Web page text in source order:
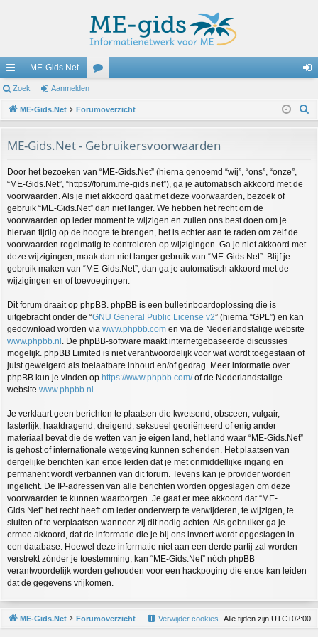
ne
lle
ks
ME-Gids.Net
u
s
m
Zoek Aanmelden
ME-Gids.Net Forumoverzicht
ME-Gids.Net - Gebruikersvoorwaarden
Door het bezoeken van “ME-Gids.Net” (hierna genoemd “wij”, “ons”, “onze”,
“ME-Gids.Net”, “https://forum.me-gids.net”), ga je automatisch akkoord met de
voorwaarden. Als je niet akkoord gaat met deze voorwaarden, bezoek of
gebruik “ME-Gids.Net” dan niet langer. We hebben het recht om de
voorwaarden op ieder moment te wijzigen en zullen ons best doen om je
hiervan tijdig op de hoogte te brengen, het is echter aan te raden om zelf de
voorwaarden regelmatig te controleren op wijzigingen. Ga je niet akkoord met
deze wijzigingen, maak dan niet langer gebruik van “ME-Gids.Net”. Blijf je
gebruik maken van “ME-Gids.Net”, dan ga je automatisch akkoord met de
wijzigingen en of toevoegingen.
Dit forum draait op phpBB. phpBB is een bulletinboardoplossing die is
uitgebracht onder de “GNU General Public License v2” (hierna “GPL”) en kan
gedownload worden via www.phpbb.com en via de Nederlandstalige website
www.phpbb.nl . De phpBB-software maakt internetgebaseerde discussies
mogelijk. phpBB Limited is niet verantwoordelijk voor wat wordt toegestaan of
juist geweigerd als toelaatbare inhoud en/of gedrag. Meer informatie over
phpBB kun je vinden op https://www.phpbb.com/of de Nederlandstalige
website www.phpbb.nl
Je verklaart geen berichten te plaatsen die kwetsend, obsceen, vulgair,
lasterlijk, haatdragend, dreigend, seksueel georiënteerd of enig ander
materiaal bevat die de wetten van je eigen land, het land waar “ME-Gids.Net”
is gehost of internationale wetgeving kunnen schenden. Het plaatsen van
dergelijke berichten kan ertoe leiden dat je met onmiddellijke ingang en
permanent wordt verbannen van dit forum. Tevens kan je provider worden
ingelicht. De IP-adressen van alle berichten worden opgeslagen om deze
voorwaarden te kunnen waarborgen. Je gaat er mee akkoord dat “ME-
Gids.Net” het recht heeft om ieder onderwerp te verwijderen, te wijzigen, te
sluiten of te verplaatsen wanneer zij dit nodig achten. Als gebruiker ga je
ermee akkoord, dat de informatie die je bij ons invoert wordt opgeslagen in
een database. Hoewel deze informatie niet aan een derde partij zal worden
verstrekt zónder je toestemming, kan “ME-Gids.Net” nóch phpBB
verantwoordelijk worden gehouden voor een hackpoging die ertoe kan leiden
dat de gegevens vrijkomen.
ME-Gids.Net Forumoverzicht Alle tijden zijn UTC+02:00
Verwijder cookies